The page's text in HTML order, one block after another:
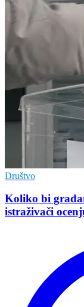
Društvo
Koliko bi
istraživači